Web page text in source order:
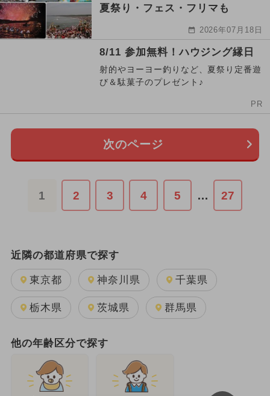
夏祭り・フェス・フリマも
2026年07月18日
8/11 参加無料！ハウジング縁日
射的やヨーヨー釣りなど、夏祭り定番遊
び＆駄菓子のプレゼント♪
PR
次のページ
1 2 3 4 5 … 27
近隣の都道府県で探す
東京都 神奈川県 千葉県
栃木県 茨城県 群馬県
他の年齢区分で探す